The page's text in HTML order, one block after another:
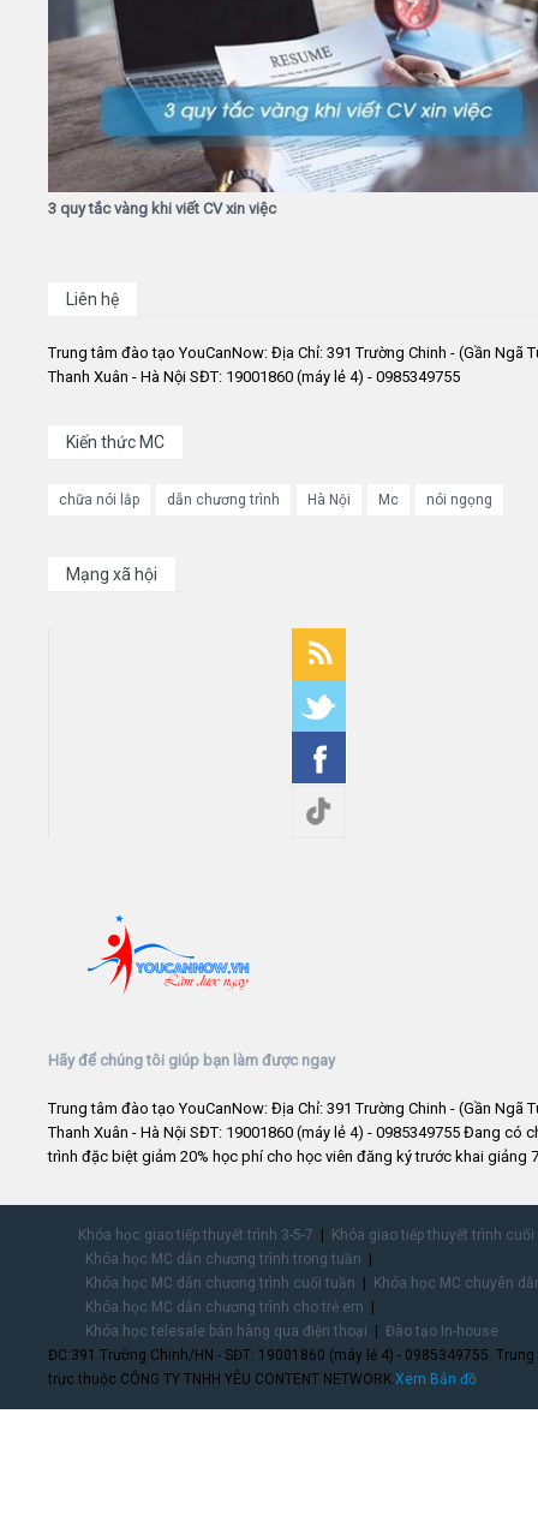
3 quy tắc vàng khi viết CV xin việc
Liên hệ
Trung tâm đào tạo YouCanNow: Địa Chỉ: 391 Trường Chinh - (Gần Ngã
Thanh Xuân - Hà Nội SĐT: 19001860 (máy lẻ 4) - 0985349755
Kiến thức MC
chữa nói lắp dẫn chương trình Hà Nội Mc nói ngọng
Mạng xã hội
Hãy để chúng tôi giúp bạn làm được ngay
Trung tâm đào tạo YouCanNow: Địa Chỉ: 391 Trường Chinh - (Gần Ngã
Thanh Xuân - Hà Nội SĐT: 19001860 (máy lẻ 4) - 0985349755 Đang có
trình đặc biệt giảm 20% học phí cho học viên đăng ký trước khai giảng
Khóa học giao tiếp thuyết trình 3-5-7
Khóa giao tiếp thuyết trình
Khóa học MC dẫn chương trình trong tuần
Khóa học MC dẫn chương trình cuối tuần
Khóa học MC chuyên
Khóa học MC dẫn chương trình cho trẻ em
Khóa học telesale bán hàng qua điện thoại
Đào tạo In-house
ĐC:391 Trường Chinh/HN - SĐT: 19001860 (máy lẻ 4) - 0985349755.
trực thuộc CÔNG TY TNHH YÊU CONTENT NETWORK.Xem Bản đồ